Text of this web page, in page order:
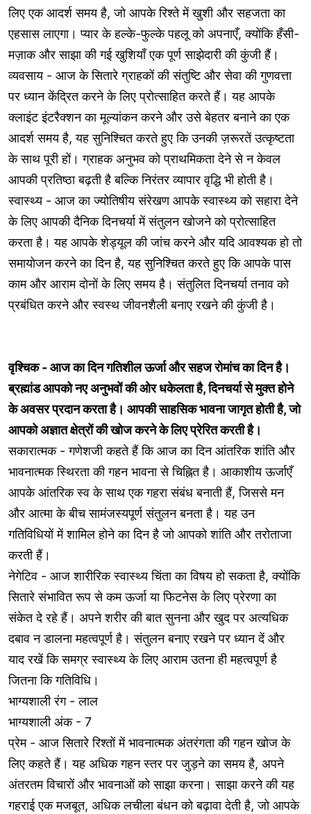
लिए एक आदर्श समय है, जो आपके रिश्ते में खुशी और सहजता का
एहसास लाएगा। प्यार के हल्के-फुल्के पहलू को अपनाएँ, क्योंकि हँसी-
मज़ाक और साझा की गई खुशियाँ एक पूर्ण साझेदारी की कुंजी हैं।
व्यवसाय - आज के सितारे ग्राहकों की संतुष्टि और सेवा की गुणवत्ता
पर ध्यान केंद्रित करने के लिए प्रोत्साहित करते हैं। यह आपके
क्लाइंट इंटरैक्शन का मूल्यांकन करने और उसे बेहतर बनाने का एक
आदर्श समय है, यह सुनिश्चित करते हुए कि उनकी ज़रूरतें उत्कृष्टता
के साथ पूरी हों। ग्राहक अनुभव को प्राथमिकता देने से न केवल
आपकी प्रतिष्ठा बढ़ती है बल्कि निरंतर व्यापार वृद्धि भी होती है।
स्वास्थ्य - आज का ज्योतिषीय संरेखण आपके स्वास्थ्य को सहारा देने
के लिए आपकी दैनिक दिनचर्या में संतुलन खोजने को प्रोत्साहित
करता है। यह आपके शेड्यूल की जांच करने और यदि आवश्यक हो तो
समायोजन करने का दिन है, यह सुनिश्चित करते हुए कि आपके पास
काम और आराम दोनों के लिए समय है। संतुलित दिनचर्या तनाव को
प्रबंधित करने और स्वस्थ जीवनशैली बनाए रखने की कुंजी है।
वृश्चिक - आज का दिन गतिशील ऊर्जा और सहज रोमांच का दिन है।
ब्रह्मांड आपको नए अनुभवों की ओर धकेलता है, दिनचर्या से मुक्त होने
के अवसर प्रदान करता है। आपकी साहसिक भावना जागृत होती है, जो
आपको अज्ञात क्षेत्रों की खोज करने के लिए प्रेरित करती है।
सकारात्मक - गणेशजी कहते हैं कि आज का दिन आंतरिक शांति और
भावनात्मक स्थिरता की गहन भावना से चिह्नित है। आकाशीय ऊर्जाएँ
आपके आंतरिक स्व के साथ एक गहरा संबंध बनाती हैं, जिससे मन
और आत्मा के बीच सामंजस्यपूर्ण संतुलन बनता है। यह उन
गतिविधियों में शामिल होने का दिन है जो आपको शांति और तरोताजा
करती हैं।
नेगेटिव - आज शारीरिक स्वास्थ्य चिंता का विषय हो सकता है, क्योंकि
सितारे संभावित रूप से कम ऊर्जा या फिटनेस के लिए प्रेरणा का
संकेत दे रहे हैं। अपने शरीर की बात सुनना और खुद पर अत्यधिक
दबाव न डालना महत्वपूर्ण है। संतुलन बनाए रखने पर ध्यान दें और
याद रखें कि समग्र स्वास्थ्य के लिए आराम उतना ही महत्वपूर्ण है
जितना कि गतिविधि।
भाग्यशाली रंग - लाल
भाग्यशाली अंक - 7
प्रेम - आज सितारे रिश्तों में भावनात्मक अंतरंगता की गहन खोज के
लिए कहते हैं। यह अधिक गहन स्तर पर जुड़ने का समय है, अपने
अंतरतम विचारों और भावनाओं को साझा करना। साझा करने की यह
गहराई एक मजबूत, अधिक लचीला बंधन को बढ़ावा देती है, जो आपके